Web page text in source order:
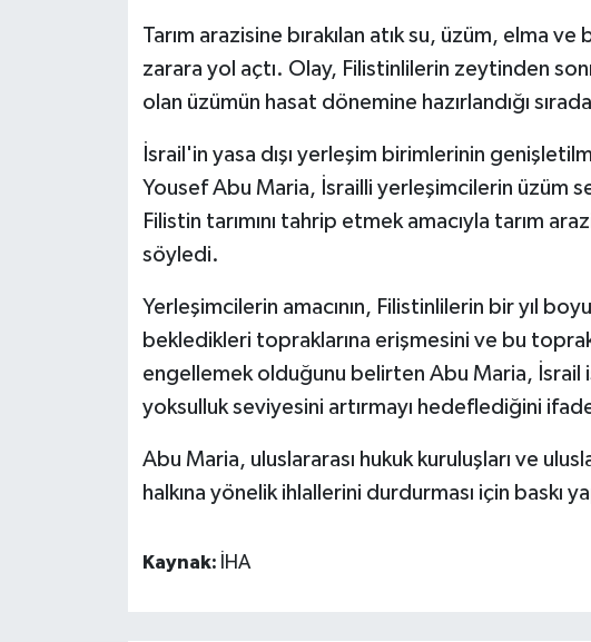
Tarım arazisine bırakılan atık su, üzüm, elma
zarara yol açtı. Olay, Filistinlilerin zeytinden
olan üzümün hasat dönemine hazırlandığı
İsrail'in yasa dışı yerleşim birimlerinin
Yousef Abu Maria, İsrailli yerleşimcilerin üzüm
Filistin tarımını tahrip etmek amacıyla tarım
söyledi.
Yerleşimcilerin amacının, Filistinlilerin bir yıl
bekledikleri topraklarına erişmesini ve bu
engellemek olduğunu belirten Abu Maria, İsrail
yoksulluk seviyesini artırmayı hedeflediğini
Abu Maria, uluslararası hukuk kuruluşları ve
halkına yönelik ihlallerini durdurması için baskı
Kaynak: İHA